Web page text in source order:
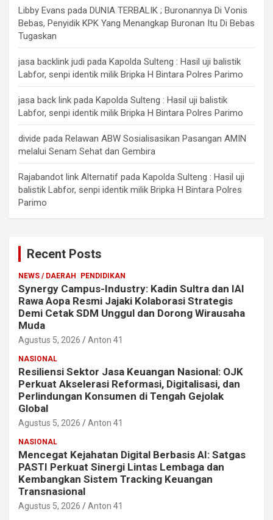
Libby Evans pada DUNIA TERBALIK ; Buronannya Di Vonis
Bebas, Penyidik KPK Yang Menangkap Buronan Itu Di Bebas
Tugaskan
jasa backlink judi pada Kapolda Sulteng : Hasil uji balistik
Labfor, senpi identik milik Bripka H Bintara Polres Parimo
jasa back link pada Kapolda Sulteng : Hasil uji balistik
Labfor, senpi identik milik Bripka H Bintara Polres Parimo
divide pada Relawan ABW Sosialisasikan Pasangan AMIN
melalui Senam Sehat dan Gembira
Rajabandot link Alternatif pada Kapolda Sulteng : Hasil uji
balistik Labfor, senpi identik milik Bripka H Bintara Polres
Parimo
Recent Posts
NEWS / DAERAH PENDIDIKAN
Synergy Campus-Industry: Kadin Sultra dan IAI
Rawa Aopa Resmi Jajaki Kolaborasi Strategis
Demi Cetak SDM Unggul dan Dorong Wirausaha
Muda
Agustus 5, 2026 Anton 41
NASIONAL
Resiliensi Sektor Jasa Keuangan Nasional: OJK
Perkuat Akselerasi Reformasi, Digitalisasi, dan
Perlindungan Konsumen di Tengah Gejolak
Global
Agustus 5, 2026 Anton 41
NASIONAL
Mencegat Kejahatan Digital Berbasis AI: Satgas
PASTI Perkuat Sinergi Lintas Lembaga dan
Kembangkan Sistem Tracking Keuangan
Transnasional
Agustus 5, 2026 Anton 41